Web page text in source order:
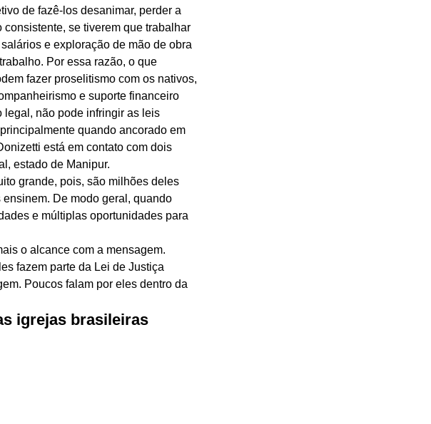
de fazê-los desanimar, perder a
se tiverem que trabalhar
e exploração de mão de obra
Por essa razão, o que
fazer proselitismo com os nativos,
e suporte financeiro
legal, não pode infringir as leis
quando ancorado em
está em contato com dois
estado de Manipur.
grande, pois, são milhões deles
De modo geral, quando
e múltiplas oportunidades para
o alcance com a mensagem.
fazem parte da Lei de Justiça
Poucos falam por eles dentro da
igrejas brasileiras